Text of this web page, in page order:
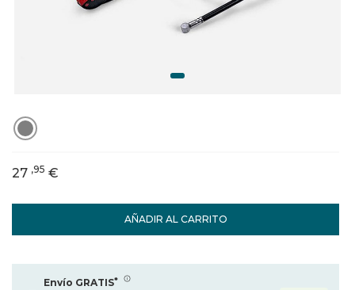
AÑADIR AL CARRITO
27 ,95 €
Envío GRATIS*